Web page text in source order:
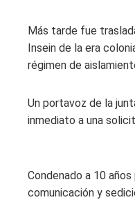
Más tarde fue
Insein de la era
régimen de
Un portavoz de la
inmediato a una
Condenado a 10
comunicación y